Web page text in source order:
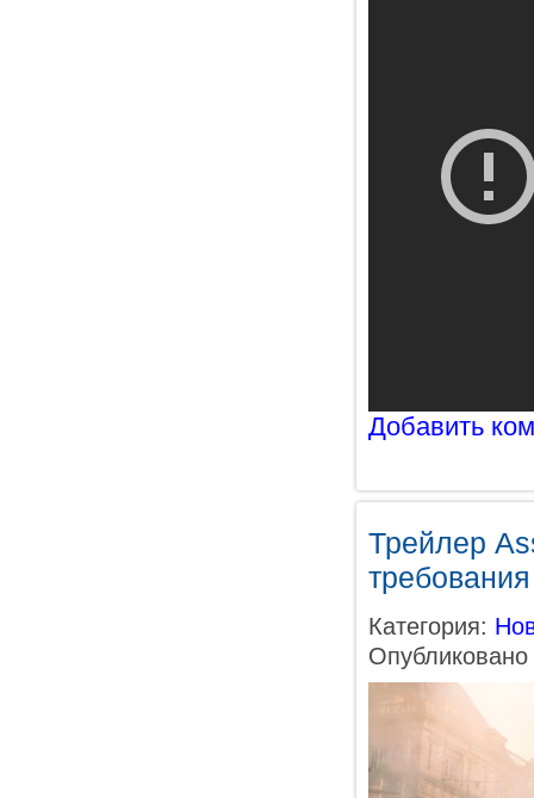
Добавить
Трейлер
требования
Категория: